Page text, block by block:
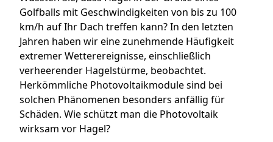
Golfballs mit Geschwindigkeiten von bis zu 100
km/h auf Ihr Dach treffen kann? In den letzten
Jahren haben wir eine zunehmende Häufigkeit
extremer Wetterereignisse, einschließlich
verheerender Hagelstürme, beobachtet.
Herkömmliche Photovoltaikmodule sind bei
solchen Phänomenen besonders anfällig für
Schäden. Wie schützt man die Photovoltaik
wirksam vor Hagel?